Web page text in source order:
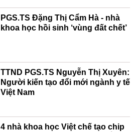
PGS.TS Đặng Thị Cẩm Hà - nhà
khoa học hồi sinh ‘vùng đất chết’
TTND PGS.TS Nguyễn Thị Xuyên:
Người kiến tạo đổi mới ngành y tế
Việt Nam
4 nhà khoa học Việt chế tạo chip